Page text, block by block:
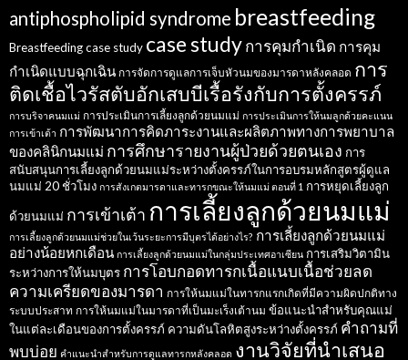
antiphospholipid syndrome breastfeeding
Breastfeeding case study case studyการคุมกำเนิด การคุม
กำเนิดแบบฉุกเฉิน การจัดการดูแลการเจ็บหัวนมของมารดาหลังคลอด การ
ติดเชื้อไวรัสตับอักเสบบีเรื้อรังกับการตั้งครรภ์
การบริจาคนมแม่ การประเมินการเลี้ยงลูกด้วยนมแม่ การประเมินการให้นมลูกด้วยคะแนน
การเข้าเต้า การพัฒนาการคิดภาระงานและผลิตภาพทางการพยาบาล
ของคลินิกนมแม่ การศึกษารายงานผู้ป่วยด้วยตนเอง การ
สนับสนุนการเลี้ยงลูกด้วยนมแม่ระหว่างตั้งครรภ์ในการอบรมหลักสูตรผู้ดูแล
นมแม่ 20 ชั่วโมง การสังเกตมารดาและทารกขณะให้นมแม่ ตอนที่ 1 การหยุดเลี้ยงลูก
ด้วยนมแม่ การเข้าเต้า การเลี้ยงลูกด้วยนมแม่
การเลี้ยงลูกด้วยนมแม่ช่วยในเว้นระยะการมีบุตรได้อย่างไร? การเลี้ยงลูกด้วยนมแม่
อย่างน้อยหกเดือน การเลี้ยงลูกด้วยนมแม่ในกลุ่มประเทศอาเซียน การเสริมวิตามิน
ระหว่างการให้นมบุตร การโอบกอดทารกเนื้อแนบเนื้อช่วยลด
ความเครียดของมารดา การให้นมแม่ในทารกแรกเกิดที่มีความผิดปกติทาง
ระบบประสาท การให้นมแม่ในมารดาที่เป็นมะเร็งเต้านม ข้อแนะนำสำหรับคุณแม่
ในแต่ละเดือนของการตั้งครรภ์ ความดันโลหิตสูงระหว่างตั้งครรภ์ คำถามที่
พบบ่อย คำแนะนำสำหรับการดูแลทารกหลังคลอด งานวิจัยที่นำเสนอ